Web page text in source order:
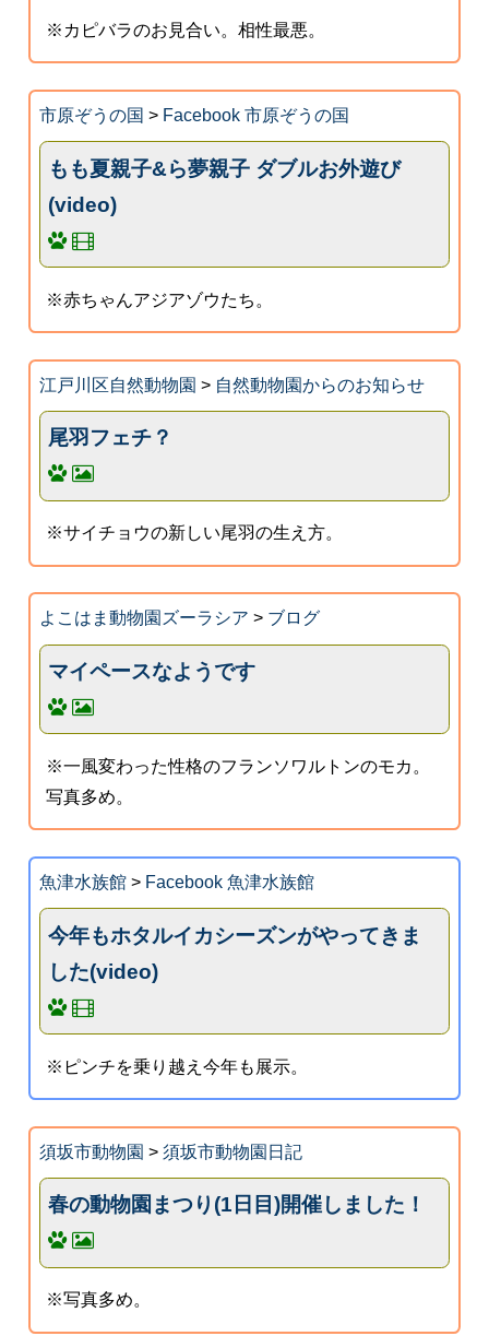
※カピバラのお見合い。相性最悪。
市原ぞうの国 > Facebook 市原ぞうの国
もも夏親子&ら夢親子 ダブルお外遊び
(video)
※赤ちゃんアジアゾウたち。
江戸川区自然動物園 > 自然動物園からのお知らせ
尾羽フェチ？
※サイチョウの新しい尾羽の生え方。
よこはま動物園ズーラシア > ブログ
マイペースなようです
※一風変わった性格のフランソワルトンのモカ。
写真多め。
魚津水族館> Facebook 魚津水族館
今年もホタルイカシーズンがやってきま
した(video)
※ピンチを乗り越え今年も展示。
須坂市動物園 > 須坂市動物園日記
春の動物園まつり(1日目)開催しました！
※写真多め。